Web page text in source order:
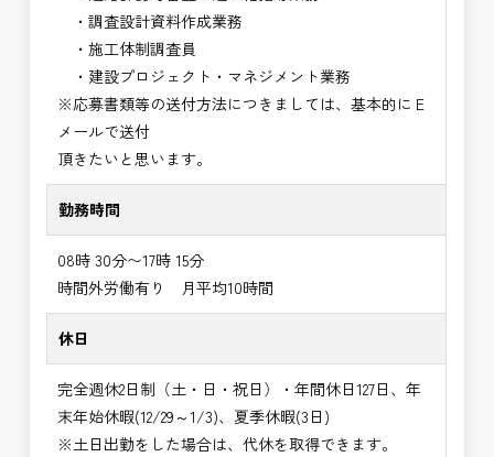
・調査設計資料作成業務
・施工体制調査員
・建設プロジェクト・マネジメント業務
※応募書類等の送付方法につきましては、基本的にＥ
メールで送付
頂きたいと思います。
勤務時間
08時 30分〜17時 15分
時間外労働有り 月平均10時間
休日
完全週休2日制（土・日・祝日）・年間休日127日、年
末年始休暇(12/29～1/3)、夏季休暇(3日)
※土日出勤をした場合は、代休を取得できます。